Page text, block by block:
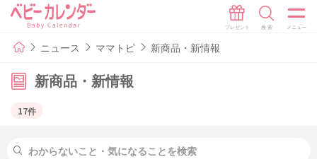
ニュース ママトピ 新商品・新情報
新商品・新情報
17件